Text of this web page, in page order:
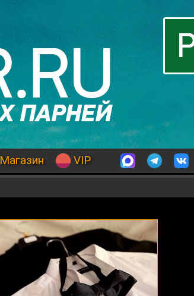
Магазин VIP